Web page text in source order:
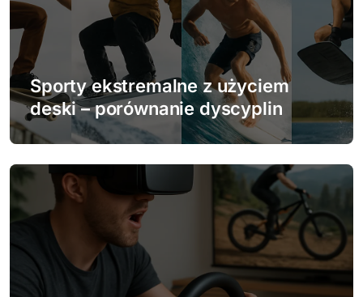
j
a
w
p
i
s
u
Sporty ekstremalne z użyciem
deski – porównanie dyscyplin